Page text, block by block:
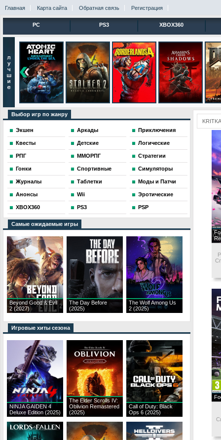
Главная Карта сайта Обратная связь Регистрация
PC PS3 XBOX360
Выбор игр по жанру
Экшен Аркады Приключения
Квесты Детские Логические
РПГ ММОРПГ Стратегии
Гонки Спортивные Симуляторы
Журналы Таблетки Моды и Патчи
Анонсы Wii Эротические
XBOX360 PS3 PSP
Самые ожидаемые игры
Beyond Good & Evil
2 (2027)
The Day Before
(2025)
The Wolf Among Us
2 (2025)
Игровые хиты сезона
NINJA GAIDEN 4
Deluxe Edition (2025)
The Elder Scrolls IV:
Oblivion Remastered
(2025)
Call of Duty: Black
Ops 6 (2025)